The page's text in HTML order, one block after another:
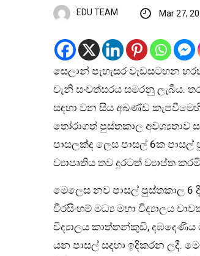
EDU TEAM Mar 27,
සෙලාන් පැහැසර වැඩසටහන
වැනි සංවත්සරය සමරනු
සඳහා වන සිය අඛණ්ඩ
තෝරාගත් පුස්තකාල අවශ්‍යතාව
පාසලක්ද ලෙස පාසල් 6ක පාසල්
ව්‍යාපෘතිය තව දුරටත් ව්‍යාප්ත
මෙලෙස නව පාසල් පුස්තකාල 6
වීරසිංහම් මධ්‍ය මහා විද්‍යාලය
විද්‍යාලය කාත්තන්කුඩි, දඹදෙණිය
යන පාසල් සදහා ඉදිකරන ලදී.